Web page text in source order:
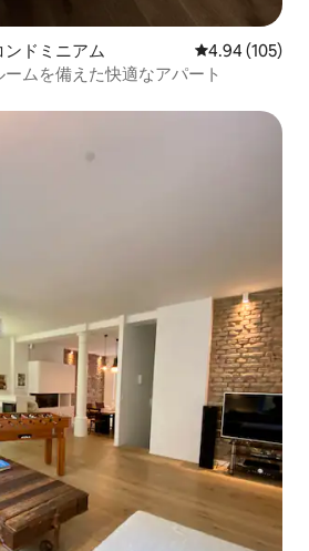
ドミニアム レビュー105
4.94 (105)
ムを備えた快適なアパート
です。